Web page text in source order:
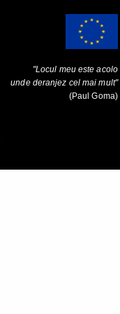
"Locul meu este acolo
unde deranjez cel mai mult"
(Paul Goma)